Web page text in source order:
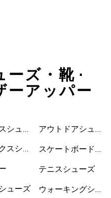
ーズ・靴 •
ーアッパー
シュー
スシュ
ューズ
シューズ
アウトドアシュー
スケートボードシ
テニスシューズ
ウォーキングシュ